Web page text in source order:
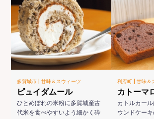
多賀城市 |甘味＆スウィーツ
ピュイダムール
ひとめぼれの米粉に多賀城産古
代米を食べやすいよう細かく砕
利府町 | 甘味＆
カトーマ
カトルカー
ウンドケー